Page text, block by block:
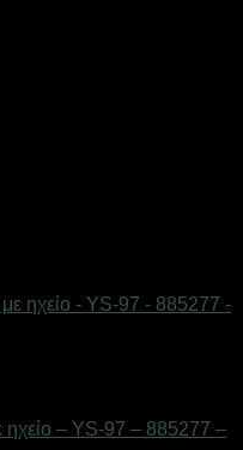
– YS-97 – 885277 –